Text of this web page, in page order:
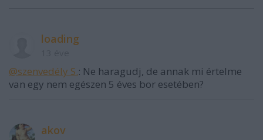
loading
@szenvedély S.: Ne haragudj, de annak mi értelme
van egy nem egészen 5 éves bor esetében?
akov